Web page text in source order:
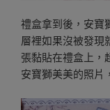
禮盒拿到後，安寶
層裡如果沒被發現
張黏貼在禮盒上，
安寶獅美美的照片